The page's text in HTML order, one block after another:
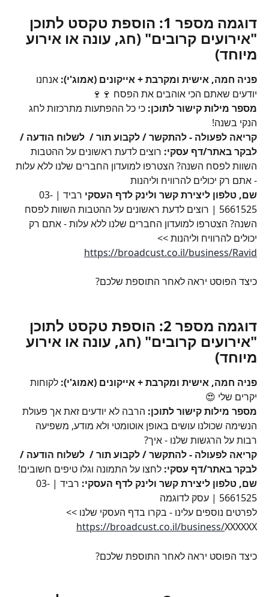
דוגמה מספר 1: הוספת טקסט לתוכן
"אירועים קרובים" (חג, עונה או אירוע
מיוחד)
פניה חמה, אישית ומקרבת + אייקונים (אמוג'י): אנחנו
יודעים שאתם הכי אוהבים את הפסח 🍷🍷
מספר מילות קישור לתוכן: כי כל ההפתעות מתרכזות לחג
הנקי בשנה!
קריאה לפעולה - להתקשר / לקבוע תור /  לשלוח הודעה /
לבקר באתר/דף עסקי: רוצים לדעת ראשונים על ההטבות
השוות לפסח השנה? הצטרפו למועדון החברים שלנו ללא עלות
- אתם רק יכולים להרוויח וליהנות
שם, טלפון ליצירת קשר ולינק לדף העסקי
רביד | 03-
5661525 | רוצים לדעת ראשונים על ההטבות השוות לפסח
השנה? הצטרפו למועדון החברים שלנו ללא עלות - אתם רק
יכולים להרוויח וליהנות >>
https://broadcust.co.il/business/Ravid
כיצד הפוסט יראה לאחר התוספת שלכם?
דוגמה מספר 2: הוספת טקסט לתוכן
"אירועים קרובים" (חג, עונה או אירוע
מיוחד)
פניה חמה, אישית ומקרבת + אייקונים (אמוג'י): לקוחות
יקרים שלי 😍
מספר מילות קישור לתוכן: הרבה לא יודעים זאת אך פעולת
הנשימה שכולנו עושים באופן אוטומטי ולא מודע, משפיעה
רבות על הרגשות שלנו - איך?
קריאה לפעולה - להתקשר / לקבוע תור /  לשלוח הודעה /
לבקר באתר/דף עסקי: לחצו על התמונה וגלו טיפים חשובים!
שם, טלפון ליצירת קשר ולינק לדף העסקי:
רביד | 03-
5661525 | עסק לדוגמה
לפרטים נוספים עלינו - בקרו בדף העסקי שלנו >>
https://broadcust.co.il/business/XXXXXX
כיצד הפוסט יראה לאחר התוספת שלכם?